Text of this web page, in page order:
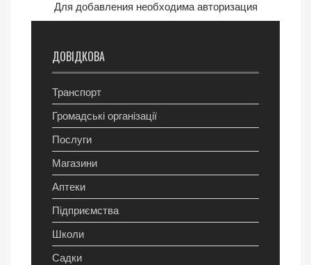
Для добавления необходима авторизация
ДОВІДКОВА
Транспорт
Громадські організації
Послуги
Магазини
Аптеки
Підприємства
Школи
Садки